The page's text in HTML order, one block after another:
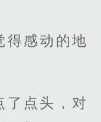
得感动的地
了点头，对